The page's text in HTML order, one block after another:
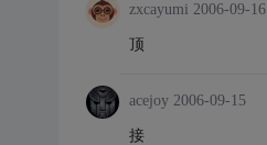
zxcayumi 2006-09-16
顶
acejoy 2006-09-15
接